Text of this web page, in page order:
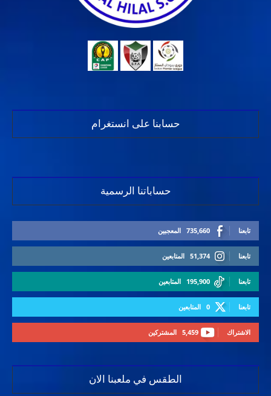
حسابنا على انستغرام
حساباتنا الرسمية
735,660 المعجبين تابعنا
51,374 المتابعين تابعنا
195,900 المتابعين تابعنا
0 المتابعين تابعنا
5,459 المشتركين الاشتراك
الطقس في ملعبنا الان